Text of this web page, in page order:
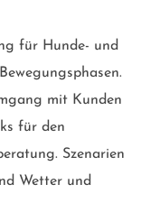
für Hunde- und
mit Kunden
für den
Szenarien
Wetter und